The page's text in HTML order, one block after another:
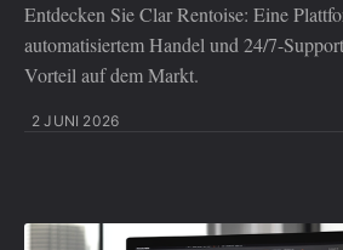
Entdecken Sie Clar Rentoise: Eine
automatisiertem Handel und 24/7-
Vorteil auf dem Markt.
2 JUNI 2026